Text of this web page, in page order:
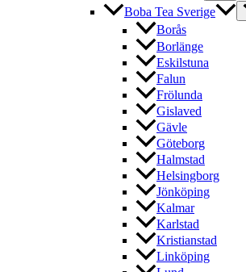
Boba Tea Sverige
Borås
Borlänge
Eskilstuna
Falun
Frölunda
Gislaved
Gävle
Göteborg
Halmstad
Helsingborg
Jönköping
Kalmar
Karlstad
Kristianstad
Linköping